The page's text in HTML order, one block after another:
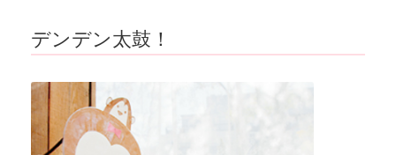
デンデン太鼓！